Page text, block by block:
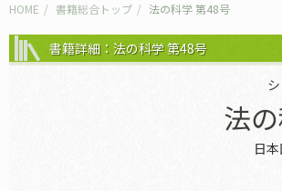
HOME 書籍総合トップ 法の科学 第48号
書籍詳細：法の科学 第48号
法
日